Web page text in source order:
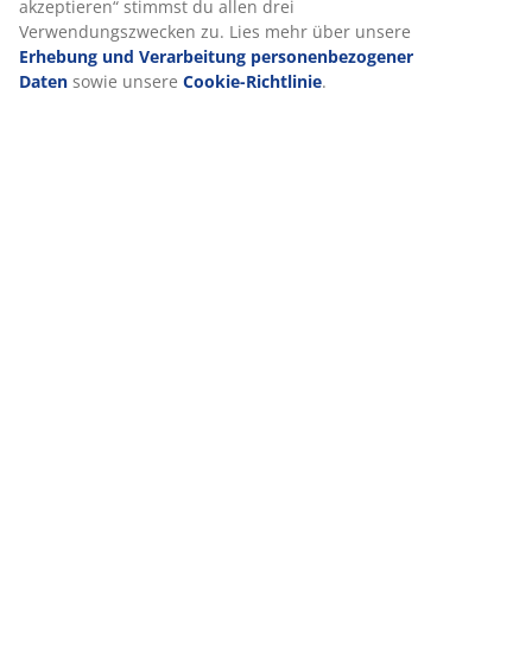
akzeptieren“ stimmst du allen drei
Verwendungszwecken zu. Lies mehr über unsere
Erhebung und Verarbeitung personenbezogener
Daten sowie unsere Cookie-Richtlinie.